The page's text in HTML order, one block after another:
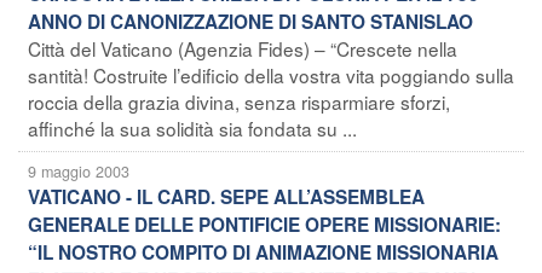
ANNO DI CANONIZZAZIONE DI SANTO STANISLAO
Città del Vaticano (Agenzia Fides) – “Crescete nella
santità! Costruite l’edificio della vostra vita poggiando sulla
roccia della grazia divina, senza risparmiare sforzi,
affinché la sua solidità sia fondata su ...
9 maggio 2003
VATICANO - IL CARD. SEPE ALL’ASSEMBLEA
GENERALE DELLE PONTIFICIE OPERE MISSIONARIE:
“IL NOSTRO COMPITO DI ANIMAZIONE MISSIONARIA